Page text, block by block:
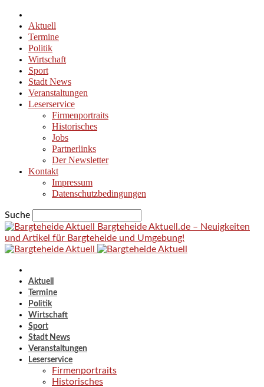
Aktuell
Termine
Politik
Wirtschaft
Sport
Stadt News
Veranstaltungen
Leserservice
Firmenportraits
Historisches
Jobs
Partnerlinks
Der Newsletter
Kontakt
Impressum
Datenschutzbedingungen
Suche
Bargteheide Aktuell.de – Neuigkeiten
und Artikel für Bargteheide und Umgebung!
Aktuell
Termine
Politik
Wirtschaft
Sport
Stadt News
Veranstaltungen
Leserservice
Firmenportraits
Historisches